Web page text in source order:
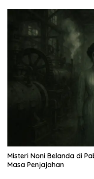
Misteri Noni Belanda di
Masa Penjajahan